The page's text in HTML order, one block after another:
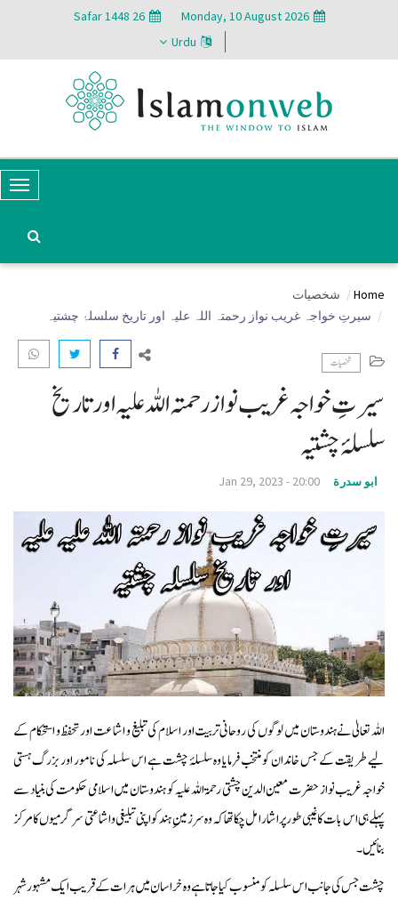
Monday, 10 August 2026
26 Safar 1448
Urdu
T
N
Home
شخصیات
سیرتِ خواجہ غریب نواز رحمتہ اللہ علیہ اور تاریخ سلسلۂ چشتیہ
شخصیات
سیرتِ خواجہ غریب نواز رحمتہ اللہ علیہ اور تاریخ
سلسلۂ چشتیہ
ابو سدرة Jan 29, 2023 - 20:00
اللہ تعالیٰ نے ہندوستان میں لوگوں کی روحانی تربیت اور اسلام کی تبلیغ و اشاعت اور تحفظ و استحکام کے
لیے طریقت کے جس خاندان کو منتخب فرمایا وہ سلسلۂ چشت ہے اس سلسلہ کی نامور اور بزرگ ہستی
خواجہ غریب نواز حضرت معین الدین چشتی رحمۃ اللہ علیہ کو ہندوستان میں اسلامی حکومت کی بنیاد سے
پہلے ہی اس بات کا غیبی طور پر اشارا مل چکا تھا کہ وہ سرزمینِ ہند کو اپنی تبلیغی و اشاعتی سرگرمیوں کا مرکز
بنائیں۔
چشت جس کی جانب اس سلسلہ کو منسوب کیا جاتا ہے وہ خراسان میں ہرات کے قریب ایک مشہور شہر